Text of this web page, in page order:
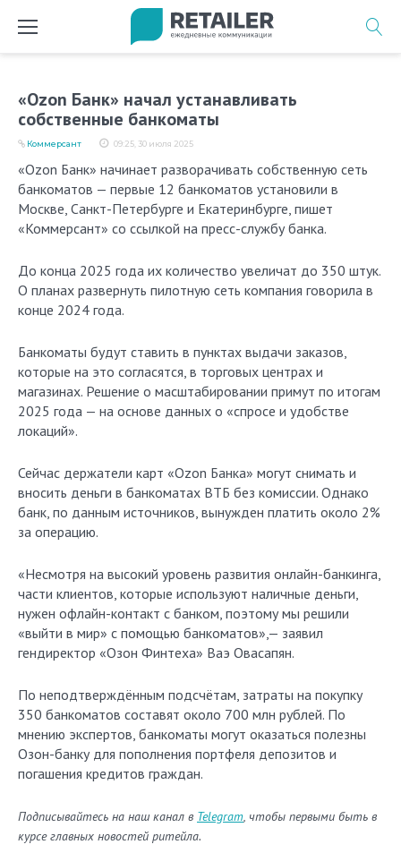
«Ozon Банк» начал устанавливать
собственные банкоматы
09:25, 30 июля 2025
Коммерсант
«Ozon Банк» начинает разворачивать собственную сеть
банкоматов — первые 12 банкоматов установили в
Москве, Санкт-Петербурге и Екатеринбурге, пишет
«Коммерсант» со ссылкой на пресс-службу банка.
До конца 2025 года их количество увеличат до 350 штук.
О планах развернуть пилотную сеть компания говорила в
конце 2024 года.
Банкоматы будут ставить в пунктах выдачи заказов,
которые на это согласятся, в торговых центрах и
магазинах. Решение о масштабировании примут по итогам
2025 года — на основе данных о «спросе и удобстве
локаций».
Сейчас держатели карт «Ozon Банка» могут снимать и
вносить деньги в банкоматах ВТБ без комиссии. Однако
банк, по данным источников, вынужден платить около 2%
за операцию.
«Несмотря на высокий уровень развития онлайн-банкинга,
части клиентов, которые используют наличные деньги,
нужен офлайн-контакт с банком, поэтому мы решили
«выйти в мир» с помощью банкоматов»,— заявил
гендиректор «Озон Финтеха» Ваэ Овасапян.
По неподтверждённым подсчётам, затраты на покупку
350 банкоматов составят около 700 млн рублей. По
мнению экспертов, банкоматы могут оказаться полезны
Озон-банку для пополнения портфеля депозитов и
погашения кредитов граждан.
Подписывайтесь на наш канал в Telegram, чтобы первыми быть в
курсе главных новостей ритейла.